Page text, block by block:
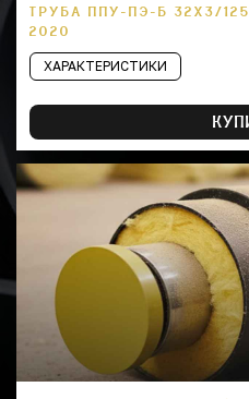
ТРУБА ППУ-ПЭ-Б 32Х3/125
2020
ХАРАКТЕРИСТИКИ